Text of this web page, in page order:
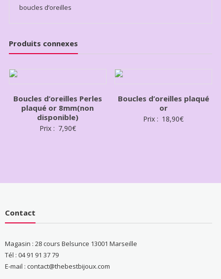
boucles d’oreilles
Produits connexes
Boucles d’oreilles Perles
plaqué or 8mm(non
disponible)
Prix : 7,90€
Boucles d’oreilles plaqué
or
Prix : 18,90€
Contact
Magasin : 28 cours Belsunce 13001 Marseille
Tél : 04 91 91 37 79
E-mail : contact@thebestbijoux.com